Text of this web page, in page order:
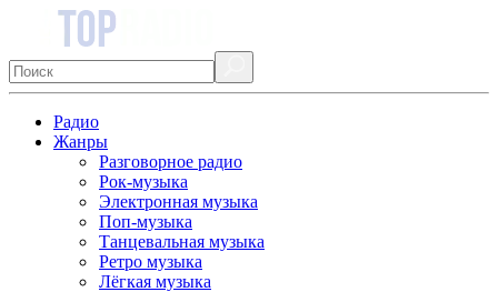
Радио
Жанры
Разговорное радио
Рок-музыка
Электронная музыка
Поп-музыка
Танцевальная музыка
Ретро музыка
Лёгкая музыка